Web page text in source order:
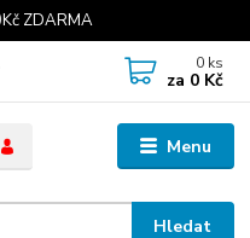
ZDARMA
Menu
Hledat
0 ks
za 0 Kč